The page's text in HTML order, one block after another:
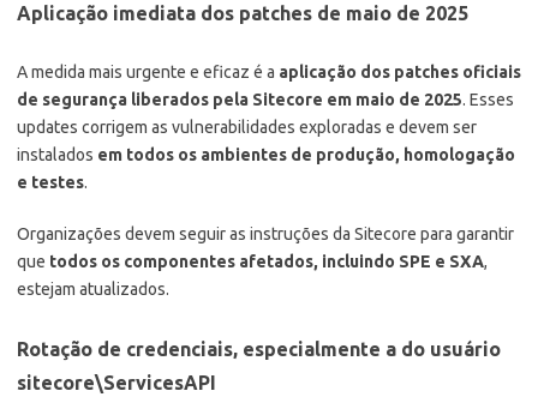
Aplicação imediata dos patches de maio de 2025
A medida mais urgente e eficaz é a aplicação dos patches oficiais
de segurança liberados pela Sitecore em maio de 2025. Esses
updates corrigem as vulnerabilidades exploradas e devem ser
instalados em todos os ambientes de produção, homologação
e testes.
Organizações devem seguir as instruções da Sitecore para garantir
que todos os componentes afetados, incluindo SPE e SXA,
estejam atualizados.
Rotação de credenciais, especialmente a do usuário
sitecore\ServicesAPI